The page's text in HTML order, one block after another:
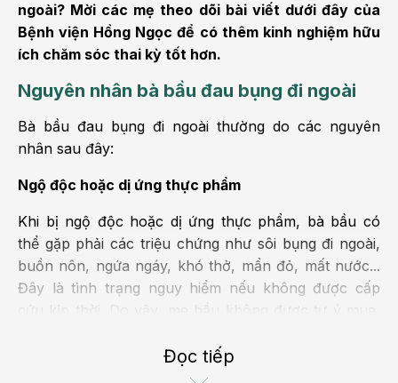
ngoài? Mời các mẹ theo dõi bài viết dưới đây của
Bệnh viện Hồng Ngọc để có thêm kinh nghiệm hữu
ích chăm sóc thai kỳ tốt hơn.
Nguyên nhân bà bầu đau bụng đi ngoài
Bà bầu đau bụng đi ngoài thường do các nguyên
nhân sau đây:
Ngộ độc hoặc dị ứng thực phẩm
Khi bị ngộ độc hoặc dị ứng thực phẩm, bà bầu có
thể gặp phải các triệu chứng như sôi bụng đi ngoài,
buồn nôn, ngứa ngáy, khó thở, mẩn đỏ, mất nước...
Đây là tình trạng nguy hiểm nếu không được cấp
cứu kịp thời. Do vậy, mẹ bầu không được tự ý mua,
Đọc tiếp